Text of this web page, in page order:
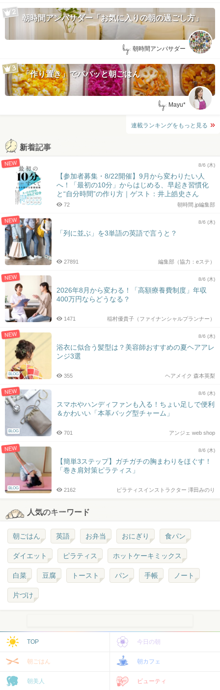
朝時間アンバサダー「お気に入りの朝の過ごし方」
by: 朝時間アンバサダー
「作り置き」でパパッと朝ごはん
by: Mayu*
連載ランキングをもっと見る
新着記事
NEW 8/6 (木)
【参加者募集・8/22開催】9月から変わりたい人
へ！「最初の10分」からはじめる、早起き習慣化
と“自分時間”の作り方｜ゲスト：井上皓史さん
朝時間.jp編集部
72
NEW 8/6 (木)
「列に並ぶ」を3単語の英語で言うと？
編集部（協力：eステ）
27891
NEW 8/6 (木)
2026年8月から変わる！「高額療養費制度」年収
400万円ならどうなる？
稲村優貴子（ファイナンシャルプランナー）
1471
NEW
BLOG
8/6 (木)
浴衣に似合う髪型は？美容師おすすめの夏ヘアアレ
ンジ3選
ヘアメイク 森本英梨
355
NEW
BLOG
8/6 (木)
スマホやハンディファンも入る！ちょい足しで便利
＆かわいい「本革バッグ型チャーム」
アンジェ web shop
701
NEW
BLOG
8/6 (木)
【簡単3ステップ】ガチガチの胸まわりをほぐす！
「巻き肩対策ピラティス」
ピラティスインストラクター 澤田みのり
2162
人気のキーワード
朝ごはん 英語 お弁当 おにぎり 食パン
ダイエット ピラティス ホットケーキミックス
白菜 豆腐 トースト パン 手帳 ノート
片づけ
TOP 今日の朝
朝ごはん 朝カフェ
朝美人 ビューティ